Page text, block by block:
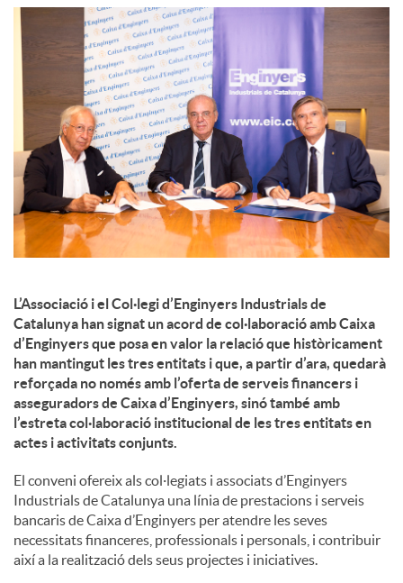
X
a
r
x
e
s
S
o
c
i
L’Associació i el Col·legi d’Enginyers Industrials de
Catalunya han signat un acord de col·laboració amb Caixa
d’Enginyers que posa en valor la relació que històricament
han mantingut les tres entitats i que, a partir d’ara, quedarà
reforçada no només amb l’oferta de serveis financers i
asseguradors de Caixa d’Enginyers, sinó també amb
l’estreta col·laboració institucional de les tres entitats en
actes i activitats conjunts.
El conveni ofereix als col·legiats i associats d’Enginyers
Industrials de Catalunya una línia de prestacions i serveis
bancaris de Caixa d’Enginyers per atendre les seves
necessitats financeres, professionals i personals, i contribuir
així a la realització dels seus projectes i iniciatives.